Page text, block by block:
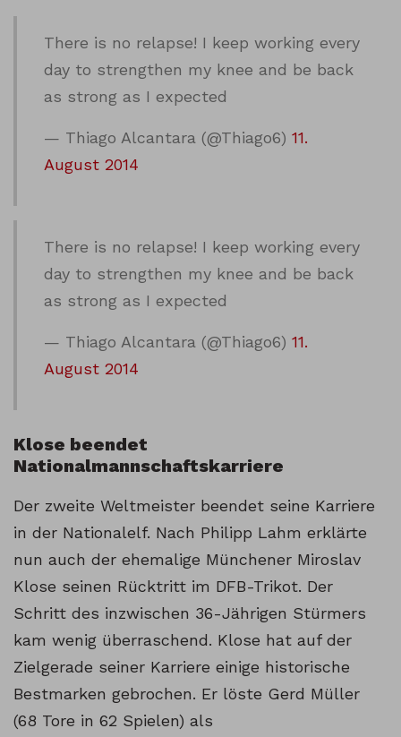
There is no relapse! I keep working every
day to strengthen my knee and be back
as strong as I expected
— Thiago Alcantara (@Thiago6) 11.
August 2014
There is no relapse! I keep working every
day to strengthen my knee and be back
as strong as I expected
— Thiago Alcantara (@Thiago6) 11.
August 2014
Klose beendet
Nationalmannschaftskarriere
Der zweite Weltmeister beendet seine Karriere
in der Nationalelf. Nach Philipp Lahm erklärte
nun auch der ehemalige Münchener Miroslav
Klose seinen Rücktritt im DFB-Trikot. Der
Schritt des inzwischen 36-Jährigen Stürmers
kam wenig überraschend. Klose hat auf der
Zielgerade seiner Karriere einige historische
Bestmarken gebrochen. Er löste Gerd Müller
(68 Tore in 62 Spielen) als